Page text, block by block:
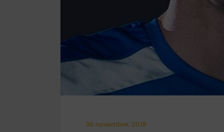
30 novembre, 2018